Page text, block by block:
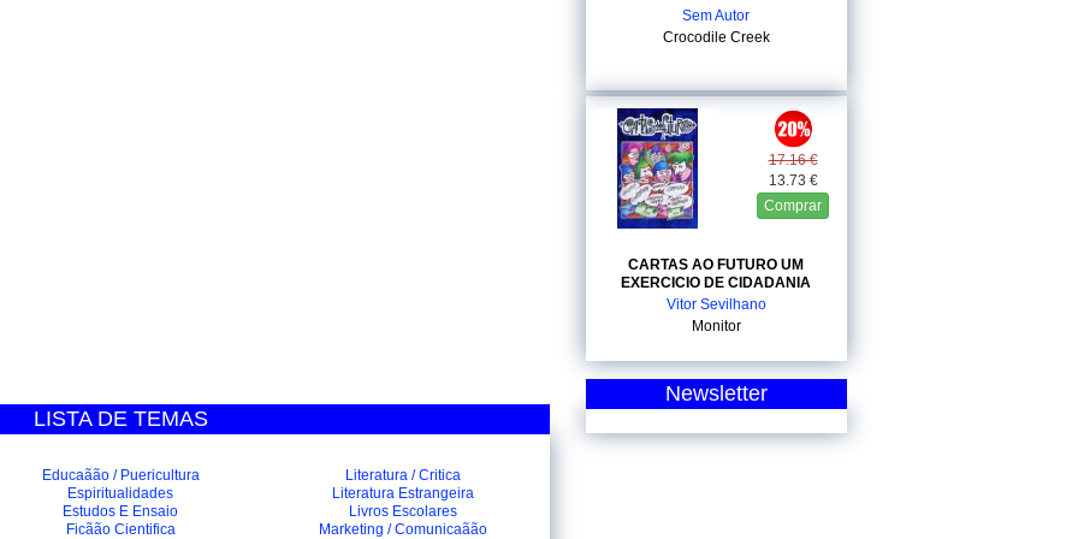
LISTA DE TEMAS
Educaãão / Puericultura
Espiritualidades
Estudos E Ensaio
Ficãão Cientifica
Literatura / Critica
Literatura Estrangeira
Livros Escolares
Marketing / Comunicaãão
Sem Autor
Crocodile Creek
17.16 €
13.73 €
Comprar
CARTAS AO FUTURO UM
EXERCICIO DE CIDADANIA
Vitor Sevilhano
Monitor
Newsletter